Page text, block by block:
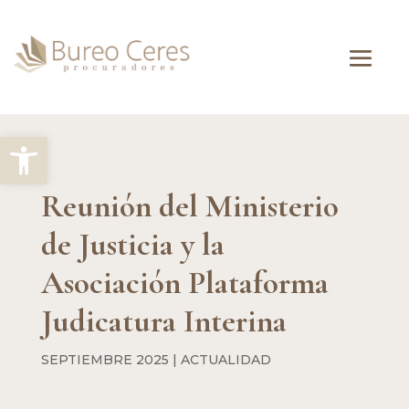
Abrir barra de herramientas
Reunión del Ministerio
de Justicia y la
Asociación Plataforma
Judicatura Interina
SEPTIEMBRE 2025 | ACTUALIDAD